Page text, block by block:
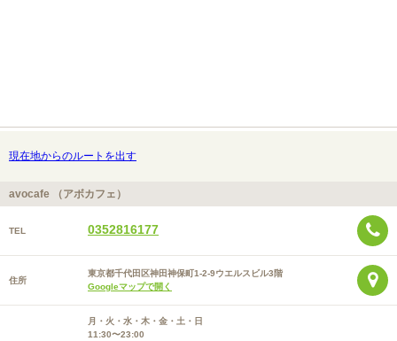
現在地からのルートを出す
avocafe （アボカフェ）
TEL 0352816177
住所
東京都千代田区神田神保町1-2-9ウエルスビル3階
Googleマップで開く
月・火・水・木・金・土・日
11:30〜23:00